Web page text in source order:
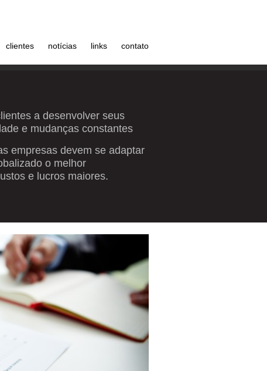
clientes notícias links contato
a desenvolver seus
e mudanças constantes
empresas devem se adaptar
o melhor
e lucros maiores.